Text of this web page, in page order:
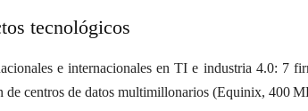
tecnológicos
e internacionales en TI e industria 4.0:
de centros de datos multimillonarios (Equinix, 400